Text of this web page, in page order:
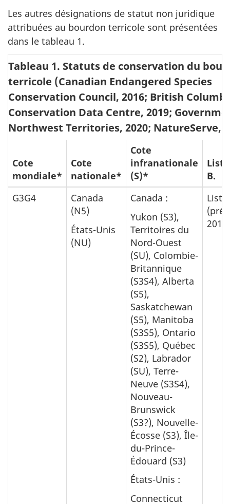
Les autres désignations de statut non juridique
attribuées au bourdon terricole sont présentées
dans le tableau 1.
Tableau 1. Statuts de conservation du
terricole (Canadian Endangered Species
Conservation Council, 2016; British
Conservation Data Centre, 2019;
Northwest Territories, 2020; NatureServe,
Cote
mondiale*
Cote
nationale*
Cote
infranationale
(S)*
B.
G3G4
Canada
(N5)
États-Unis
(NU)
Canada :
Yukon (S3),
Territoires du
Nord-Ouest
(SU), Colombie-
Britannique
(S3S4), Alberta
(S5),
Saskatchewan
(S5), Manitoba
(S3S5), Ontario
(S3S5), Québec
(S2), Labrador
(SU), Terre-
Neuve (S3S4),
Nouveau-
Brunswick
(S3?), Nouvelle-
Écosse (S3), Île-
du-Prince-
Édouard (S3)
États-Unis :
Connecticut
2016)